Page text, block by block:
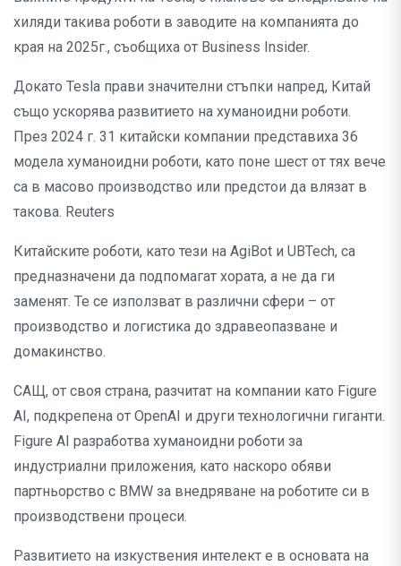
хиляди такива роботи в заводите на компанията до
края на 2025г., съобщиха от Business Insider.
Докато Tesla прави значителни стъпки напред, Китай
също ускорява развитието на хуманоидни роботи.
През 2024 г. 31 китайски компании представиха 36
модела хуманоидни роботи, като поне шест от тях вече
са в масово производство или предстои да влязат в
такова. Reuters
Китайските роботи, като тези на AgiBot и UBTech, са
предназначени да подпомагат хората, а не да ги
заменят. Те се използват в различни сфери – от
производство и логистика до здравеопазване и
домакинство.
САЩ, от своя страна, разчитат на компании като Figure
AI, подкрепена от OpenAI и други технологични гиганти.
Figure AI разработва хуманоидни роботи за
индустриални приложения, като наскоро обяви
партньорство с BMW за внедряване на роботите си в
производствени процеси.
Развитието на изкуствения интелект е в основата на